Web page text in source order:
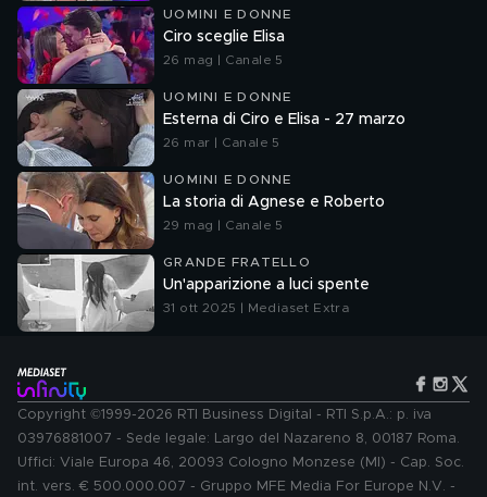
UOMINI E DONNE
Ciro sceglie Elisa
26 mag | Canale 5
UOMINI E DONNE
Esterna di Ciro e Elisa - 27 marzo
26 mar | Canale 5
UOMINI E DONNE
La storia di Agnese e Roberto
29 mag | Canale 5
GRANDE FRATELLO
Un'apparizione a luci spente
31 ott 2025 | Mediaset Extra
Copyright ©1999-2026 RTI Business Digital - RTI S.p.A.: p. iva
03976881007 - Sede legale: Largo del Nazareno 8, 00187 Roma.
Uffici: Viale Europa 46, 20093 Cologno Monzese (MI) - Cap. Soc.
int. vers. € 500.000.007 - Gruppo MFE Media For Europe N.V. -